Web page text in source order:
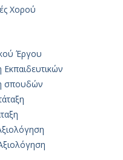
Χορού
Έργου
σπουδών